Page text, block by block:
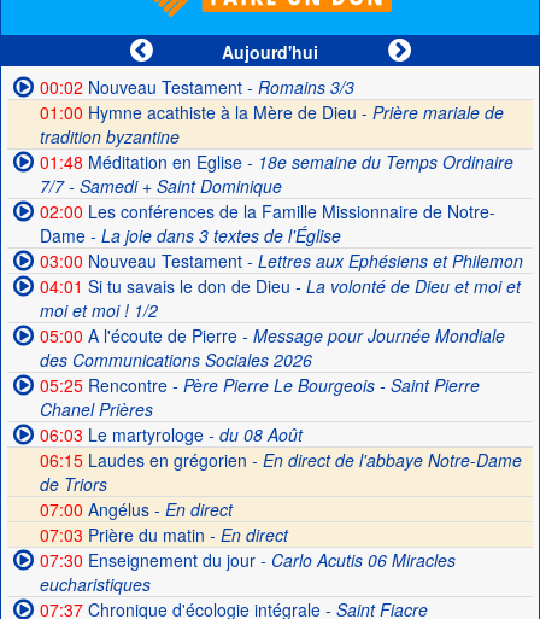
Aujourd'hui
00:02 Nouveau Testament- Romains 3/3
01:00 Hymne acathiste à la Mère de Dieu - Prière mariale de
tradition byzantine
01:48 Méditation en Eglise- 18e semaine du Temps Ordinaire
7/7 - Samedi + Saint Dominique
02:00 Les conférences de la Famille Missionnaire de Notre-
Dame- La joie dans 3 textes de l'Église
03:00 Nouveau Testament- Lettres aux Ephésiens et Philemon
04:01 Si tu savais le don de Dieu - La volonté de Dieu et moi et
moi et moi ! 1/2
05:00 A l'écoute de Pierre- Message pour Journée Mondiale
des Communications Sociales 2026
05:25Rencontre- Père Pierre Le Bourgeois - Saint Pierre
Chanel Prières
06:03 Le martyrologe- du 08 Août
06:15Laudes en grégorien - En direct de l'abbaye Notre-Dame
de Triors
07:00 Angélus - En direct
07:03 Prière du matin - En direct
07:30 Enseignement du jour- Carlo Acutis 06 Miracles
eucharistiques
07:37Chronique d'écologie intégrale- Saint Fiacre